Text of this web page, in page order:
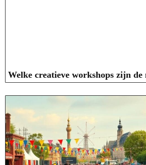
Welke creatieve workshops zijn de